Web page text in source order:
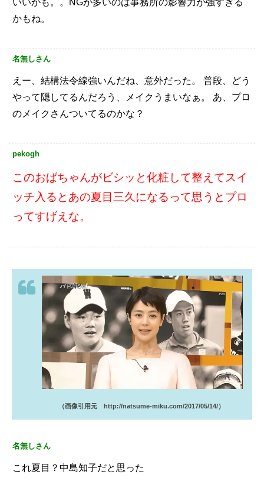
いいかも。。NGが多いのは事務所の影響力が強すぎる
かもね。
名無しさん
えー、結構法令線強いんだね、意外だった。
普段、どう
やって隠してるんだろう、メイクうまいなぁ。
あ、プロ
のメイクさんついてるのかな？
pekogh
このおばちゃんがビシッと化粧して整えてスイ
ッチ入るとあの夏目三久になるって思うとプロ
ってすげえな。
（画像引用元 http://natsume-miku.com/2017/05/14/）
名無しさん
これ夏目？中島知子だと思った